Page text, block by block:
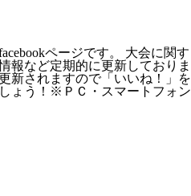
ページです。 大会に関す
報など定期的に更新しておりま
新されますので「いいね！」を
ょう！※ＰＣ・スマートフォン